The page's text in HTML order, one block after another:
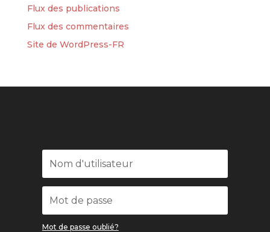
Flux des publications
Flux des commentaires
Site de WordPress-FR
Mot de passe oublié?